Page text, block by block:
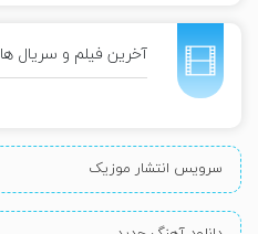
آخرین فیلم و سریال ها
سرویس انتشار موزیک